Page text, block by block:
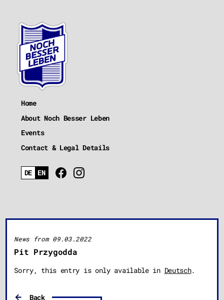
Home
About Noch Besser Leben
Events
Contact & Legal Details
News from 09.03.2022
Pit Przygodda
Sorry, this entry is only available in Deutsch.
Back